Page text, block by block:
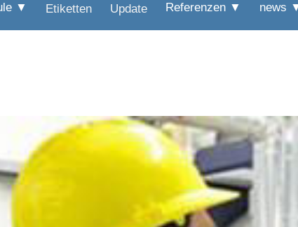
▼ Etiketten Update Referenzen ▼ news